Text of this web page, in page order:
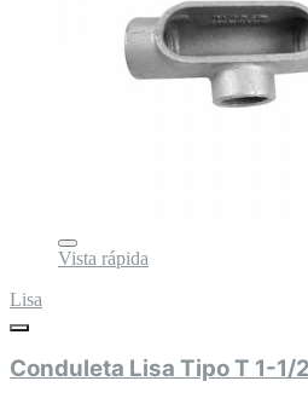
Vista rápida
Lisa
Conduleta Lisa Tipo T 1-1/